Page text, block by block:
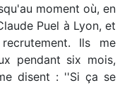
moment où, en
Puel à Lyon, et
Ils me
pendant six mois,
disent : ''Si ça se